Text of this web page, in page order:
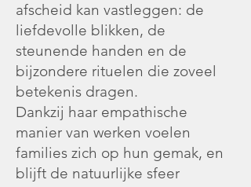
afscheid kan vastleggen: de
liefdevolle blikken, de
steunende handen en de
bijzondere rituelen die zoveel
betekenis dragen.
Dankzij haar empathische
manier van werken voelen
families zich op hun gemak, en
blijft de natuurlijke sfeer